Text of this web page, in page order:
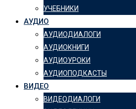
УЧЕБНИКИ
АУДИО
АУДИОДИАЛОГИ
АУДИОКНИГИ
АУДИОУРОКИ
АУДИОПОДКАСТЫ
ВИДЕО
ВИДЕОДИАЛОГИ